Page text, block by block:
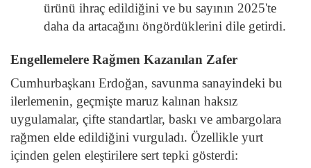
ürünü ihraç edildiğini ve bu sayının 2025'te
daha da artacağını öngördüklerini dile getirdi.
Engellemelere Rağmen Kazanılan Zafer
Cumhurbaşkanı Erdoğan, savunma sanayindeki bu
ilerlemenin, geçmişte maruz kalınan haksız
uygulamalar, çifte standartlar, baskı ve ambargolara
rağmen elde edildiğini vurguladı. Özellikle yurt
içinden gelen eleştirilere sert tepki gösterdi: